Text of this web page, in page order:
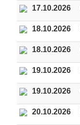
17.10.2026
18.10.2026
18.10.2026
19.10.2026
19.10.2026
20.10.2026